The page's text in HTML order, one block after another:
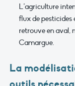
L’agriculture
flux de pesticides
retrouve en aval,
Camargue.
La